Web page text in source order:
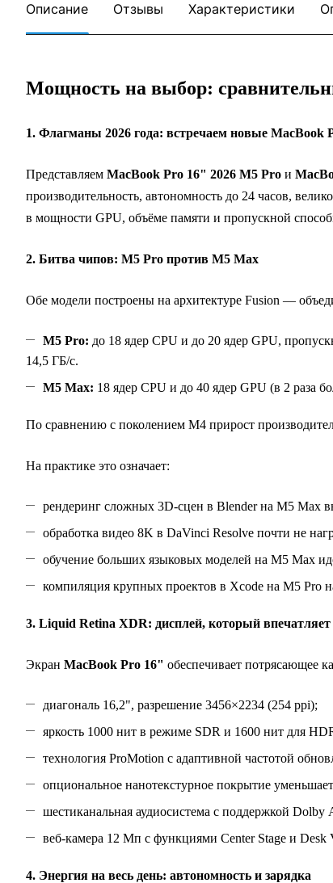
Описание Отзывы Характеристики
Мощность на выбор:
1. Флагманы 2026 года: встречаем новые MacBook
Представляем MacBook Pro 16" 2026 M5 Pro и
производительность, автономность до 24 часов,
в мощности GPU, объёме памяти и пропускной
2. Битва чипов: M5 Pro против M5 Max
Обе модели построены на архитектуре Fusion —
M5 Pro: до 18 ядер CPU и до 20 ядер GPU,
14,5 ГБ/с.
M5 Max: 18 ядер CPU и до 40 ядер GPU (в 2 раза
По сравнению с поколением M4 прирост
На практике это означает:
рендеринг сложных 3D‑сцен в Blender на M5 Max
обработка видео 8K в DaVinci Resolve почти не
обучение больших языковых моделей на M5 Max
компиляция крупных проектов в Xcode на M5 Pro
3. Liquid Retina XDR: дисплей, который впечатляет
Экран MacBook Pro 16" обеспечивает потрясающее
диагональ 16,2", разрешение 3456×2234 (254 ppi);
яркость 1000 нит в режиме SDR и 1600 нит для
технология ProMotion с адаптивной частотой
опциональное нанотекстурное покрытие
шестиканальная аудиосистема с поддержкой Dolby
веб‑камера 12 Мп с функциями Center Stage и Desk
4. Энергия на весь день: автономность и зарядка